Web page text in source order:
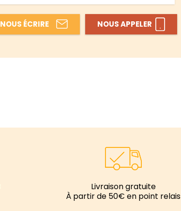
NOUS ÉCRIRE NOUS APPELER
Livraison gratuite
À partir de 50€ en point relais